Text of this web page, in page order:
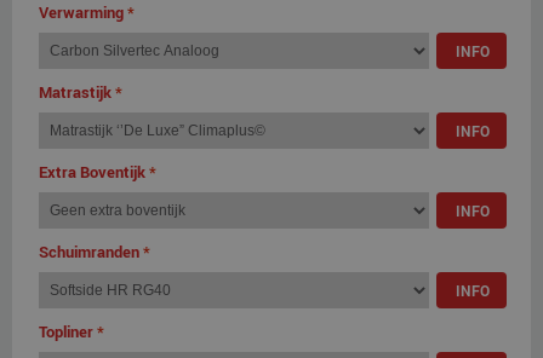
Verwarming*
INFO
Matrastijk*
INFO
Extra Boventijk*
INFO
Schuimranden*
INFO
Topliner*